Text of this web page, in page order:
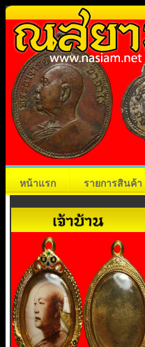
หน้าแรก รายการสินค้า